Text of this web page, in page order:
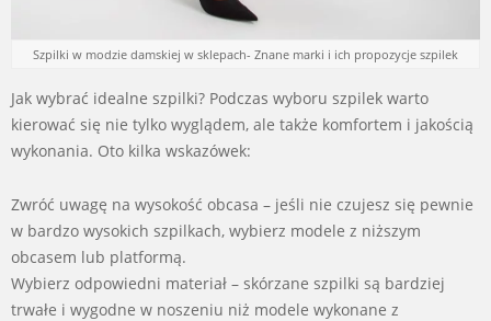
Szpilki w modzie damskiej w sklepach- Znane marki i ich propozycje szpilek
Jak wybrać idealne szpilki? Podczas wyboru szpilek warto
kierować się nie tylko wyglądem, ale także komfortem i jakością
wykonania. Oto kilka wskazówek:
Zwróć uwagę na wysokość obcasa – jeśli nie czujesz się pewnie
w bardzo wysokich szpilkach, wybierz modele z niższym
obcasem lub platformą.
Wybierz odpowiedni materiał – skórzane szpilki są bardziej
trwałe i wygodne w noszeniu niż modele wykonane z